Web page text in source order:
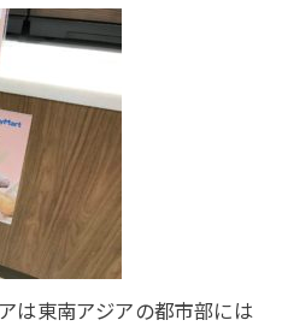
は東南アジアの都市部には